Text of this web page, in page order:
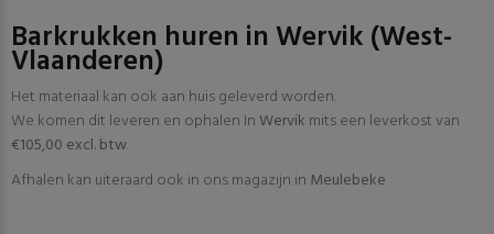
Barkrukken huren in Wervik (West-
Vlaanderen)
Het materiaal kan ook aan huis geleverd worden.
We komen dit leveren en ophalen InWervik mits een leverkost van
€105,00 excl. btw.
Afhalen kan uiteraard ook in ons magazijn in Meulebeke